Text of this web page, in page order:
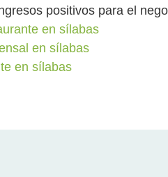
positivos para el
en sílabas
en sílabas
en sílabas